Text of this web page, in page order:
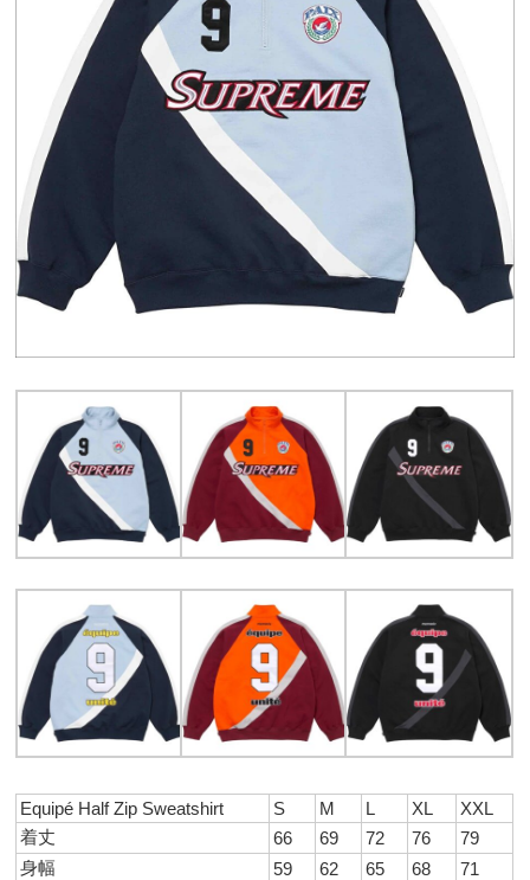
Equipé Half Zip Sweatshirt S M L XL
XXL
着丈
66 69 72 76
79
身幅
59 62 65 68
71